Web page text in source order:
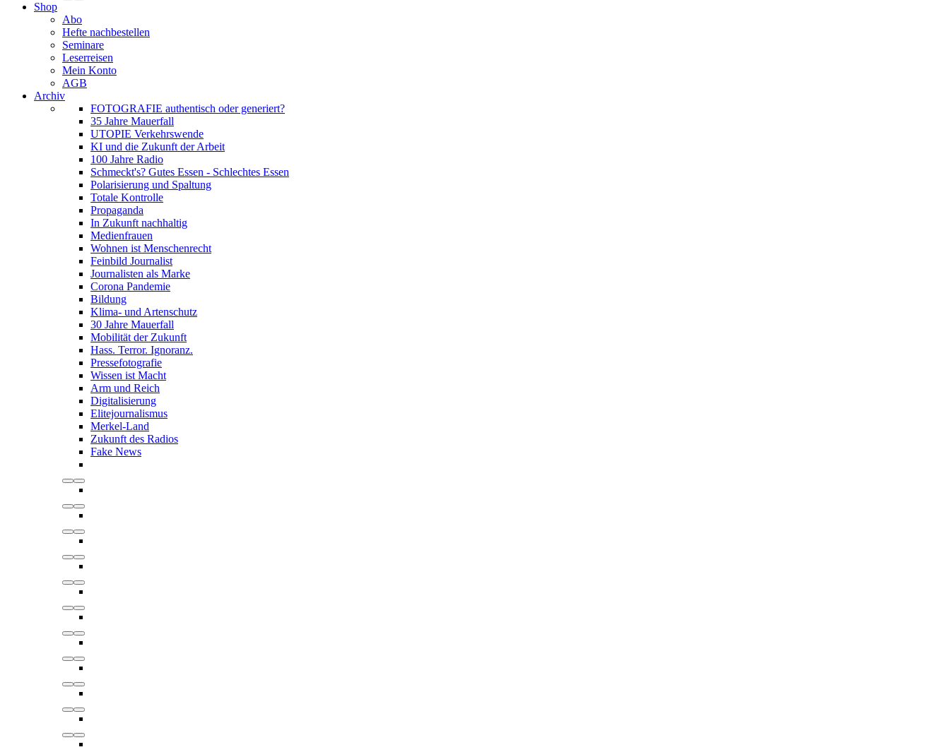
Shop
Abo
Hefte nachbestellen
Seminare
Leserreisen
Mein Konto
AGB
Archiv
FOTOGRAFIE authentisch oder generiert?
35 Jahre Mauerfall
UTOPIE Verkehrswende
KI und die Zukunft der Arbeit
100 Jahre Radio
Schmeckt's? Gutes Essen - Schlechtes Essen
Polarisierung und Spaltung
Totale Kontrolle
Propaganda
In Zukunft nachhaltig
Medienfrauen
Wohnen ist Menschenrecht
Feinbild Journalist
Journalisten als Marke
Corona Pandemie
Bildung
Klima- und Artenschutz
30 Jahre Mauerfall
Mobilität der Zukunft
Hass. Terror. Ignoranz.
Pressefotografie
Wissen ist Macht
Arm und Reich
Digitalisierung
Elitejournalismus
Merkel-Land
Zukunft des Radios
Fake News